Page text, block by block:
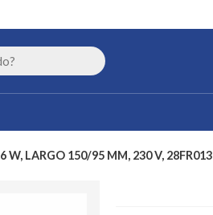
W, LARGO 150/95 MM, 230 V, 28FR013